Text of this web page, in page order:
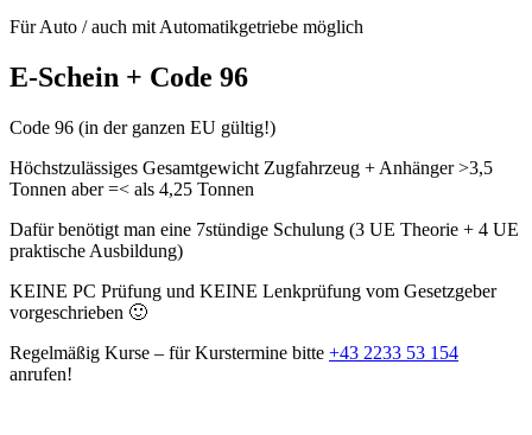
Für Auto / auch mit Automatikgetriebe möglich
E-Schein + Code 96
Code 96 (in der ganzen EU gültig!)
Höchstzulässiges Gesamtgewicht Zugfahrzeug + Anhänger >3,5
Tonnen aber =< als 4,25 Tonnen
Dafür benötigt man eine 7stündige Schulung (3 UE Theorie + 4 UE
praktische Ausbildung)
KEINE PC Prüfung und KEINE Lenkprüfung vom Gesetzgeber
vorgeschrieben 🙂
Regelmäßig Kurse – für Kurstermine bitte +43 2233 53 154
anrufen!